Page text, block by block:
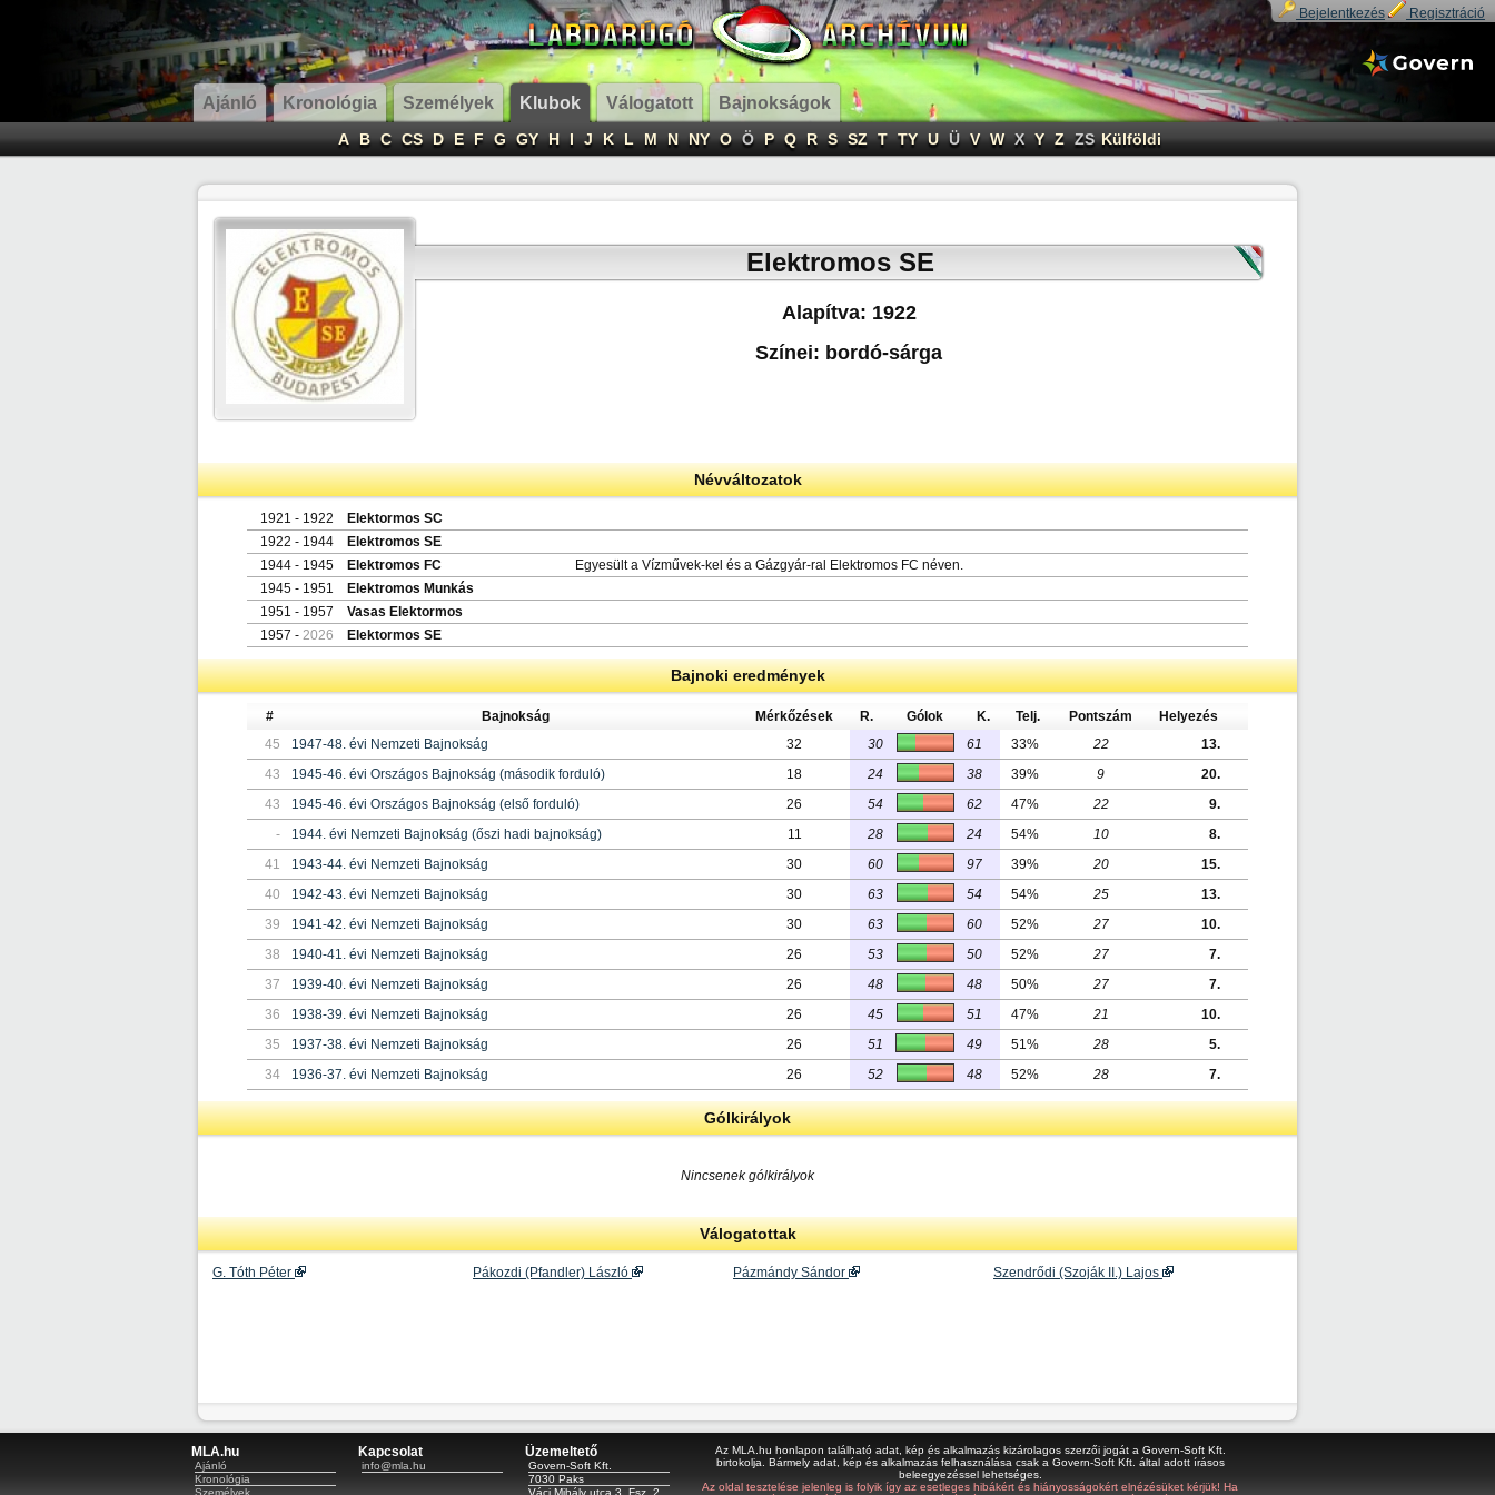
Bejelentkezés Regisztráció
Ajánló Kronológia Személyek Klubok Válogatott Bajnokságok
A B C CS D E F G GY H I J K L M N NY O Ö P Q R S SZ T TY U Ü V W X Y Z ZS Külföldi
Elektromos SE
Alapítva: 1922
Színei: bordó-sárga
Névváltozatok
1921 - 1922
Elektormos SC
1922 - 1944
Elektromos SE
1944 - 1945
Elektromos FC
Egyesült a Vízművek-kel és a Gázgyár-ral Elektromos FC néven.
1945 - 1951
Elektromos Munkás
1951 - 1957
Vasas Elektormos
1957 - 2026 Elektormos SE
Bajnoki eredmények
# Bajnokság Mérkőzések R. Gólok K. Telj. Pontszám
Helyezés
45
1947-48. évi Nemzeti Bajnokság 32 30 61 33% 22
13.
43
1945-46. évi Országos Bajnokság (második forduló) 18 24 38 39% 9
20.
43
1945-46. évi Országos Bajnokság (első forduló) 26 54 62 47% 22
9.
-
1944. évi Nemzeti Bajnokság (őszi hadi bajnokság) 11 28 24 54% 10
8.
41
1943-44. évi Nemzeti Bajnokság 30 60 97 39% 20
15.
40
1942-43. évi Nemzeti Bajnokság 30 63 54 54% 25
13.
39
1941-42. évi Nemzeti Bajnokság 30 63 60 52% 27
10.
38
1940-41. évi Nemzeti Bajnokság 26 53 50 52% 27
7.
37
1939-40. évi Nemzeti Bajnokság 26 48 48 50% 27
7.
36
1938-39. évi Nemzeti Bajnokság 26 45 51 47% 21
10.
35
1937-38. évi Nemzeti Bajnokság 26 51 49 51% 28
5.
34
1936-37. évi Nemzeti Bajnokság 26 52 48 52% 28 7.
Gólkirályok
Nincsenek gólkirályok
Válogatottak
G. Tóth Péter Pákozdi (Pfandler) László Pázmándy Sándor Szendrődi (Szoják II.) Lajos
MLA.hu
Ajánló
Kronológia
Személyek
Kapcsolat
info@mla.hu
Üzemeltető
Govern-Soft Kft.
7030 Paks
Váci Mihály utca 3. Fsz. 2
Az MLA.hu honlapon található adat, kép és alkalmazás kizárolagos szerzői jogát a Govern-Soft Kft.
birtokolja. Bármely adat, kép és alkalmazás felhasználása csak a Govern-Soft Kft. által adott írásos
beleegyezéssel lehetséges.
Az oldal tesztelése jelenleg is folyik így az esetleges hibákért és hiányosságokért elnézésüket kérjük! Ha